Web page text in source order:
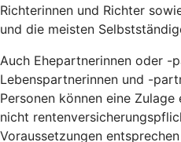
Richterinnen und Richter
und die meisten
Auch Ehepartnerinnen oder -
Lebenspartnerinnen und -
Personen können eine
nicht
Voraussetzungen